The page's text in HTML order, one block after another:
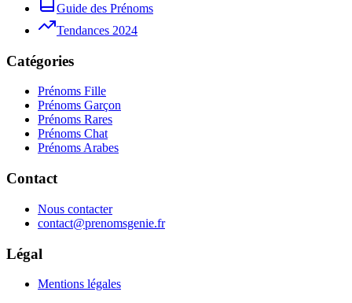
Guide des Prénoms
Tendances 2024
Catégories
Prénoms Fille
Prénoms Garçon
Prénoms Rares
Prénoms Chat
Prénoms Arabes
Contact
Nous contacter
contact@prenomsgenie.fr
Légal
Mentions légales